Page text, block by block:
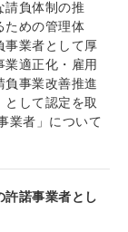
請負体制の推
ための管理体
事業者として厚
適正化・雇用
負事業改善推進
して認定を取
業者」について
許諾事業者とし